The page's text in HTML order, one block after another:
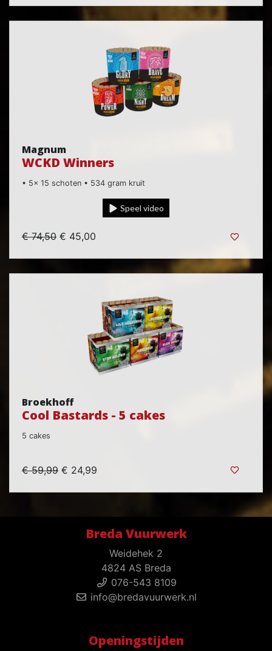
Magnum
WCKD Winners
• 5x 15 schoten • 534 gram kruit
Speel video
€ 74,50 € 45,00
Broekhoff
Cool Bastards - 5 cakes
5 cakes
€ 59,99 € 24,99
Breda Vuurwerk
Weidehek 2
4824 AS Breda
076-543 8109
info@bredavuurwerk.nl
Openingstijden